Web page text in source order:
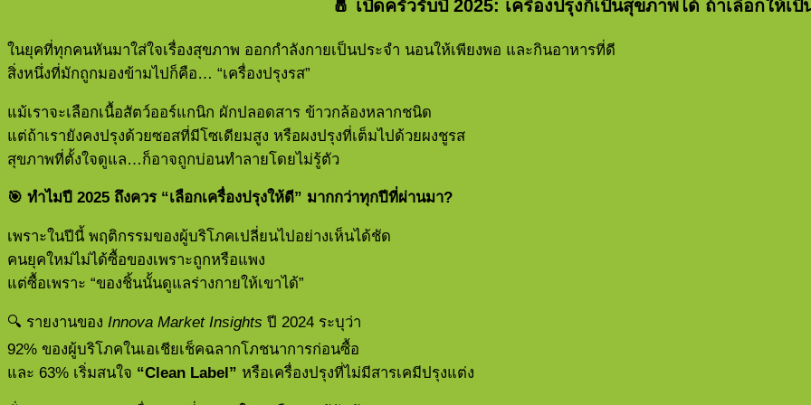
🧂 เปิดครัวรับปี 2025: เครื่องปรุงก็เป็นสุขภาพได้ ถ้าเลือกให้เป็
ในยุคที่ทุกคนหันมาใส่ใจเรื่องสุขภาพ ออกกำลังกายเป็นประจำ นอนให้เพียงพอ และกินอาหารที่ดี
สิ่งหนึ่งที่มักถูกมองข้ามไปก็คือ… “เครื่องปรุงรส”
แม้เราจะเลือกเนื้อสัตว์ออร์แกนิก ผักปลอดสาร ข้าวกล้องหลากชนิด
แต่ถ้าเรายังคงปรุงด้วยซอสที่มีโซเดียมสูง หรือผงปรุงที่เต็มไปด้วยผงชูรส
สุขภาพที่ตั้งใจดูแล…ก็อาจถูกบ่อนทำลายโดยไม่รู้ตัว
🎯 ทำไมปี 2025 ถึงควร “เลือกเครื่องปรุงให้ดี” มากกว่าทุกปีที่ผ่านมา?
เพราะในปีนี้ พฤติกรรมของผู้บริโภคเปลี่ยนไปอย่างเห็นได้ชัด
คนยุคใหม่ไม่ได้ซื้อของเพราะถูกหรือแพง
แต่ซื้อเพราะ “ของชิ้นนั้นดูแลร่างกายให้เขาได้”
🔍 รายงานของ Innova Market Insights ปี 2024 ระบุว่า
92% ของผู้บริโภคในเอเชียเช็คฉลากโภชนาการก่อนซื้อ
และ 63% เริ่มสนใจ “Clean Label” หรือเครื่องปรุงที่ไม่มีสารเคมีปรุงแต่ง